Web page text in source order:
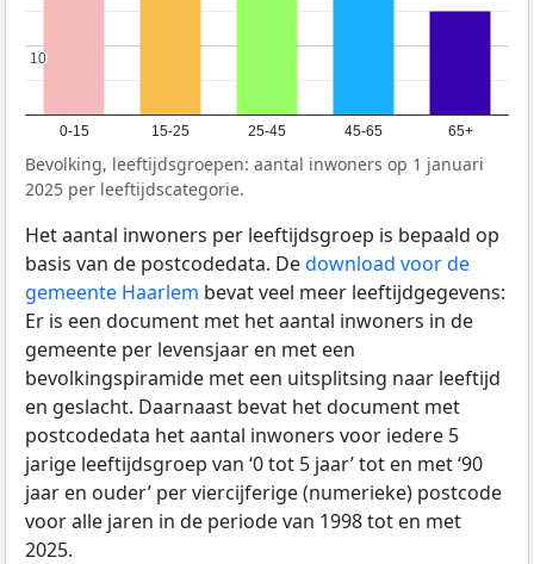
0-15 15-25 25-45 45-65 65+
10
10
Bevolking, leeftijdsgroepen: aantal inwoners op 1 januari
2025 per leeftijdscategorie.
Het aantal inwoners per leeftijdsgroep is bepaald op
basis van de postcodedata. Dedownload voor de
gemeente Haarlem bevat veel meer leeftijdgegevens:
Er is een document met het aantal inwoners in de
gemeente per levensjaar en met een
bevolkingspiramide met een uitsplitsing naar leeftijd
en geslacht. Daarnaast bevat het document met
postcodedata het aantal inwoners voor iedere 5
jarige leeftijdsgroep van ‘0 tot 5 jaar’ tot en met ‘90
jaar en ouder’ per viercijferige (numerieke) postcode
voor alle jaren in de periode van 1998 tot en met
2025.